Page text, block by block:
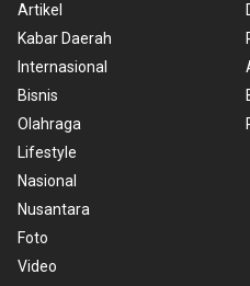
Artikel
Kabar Daerah
Internasional
Bisnis
Olahraga
Lifestyle
Nasional
Nusantara
Foto
Video